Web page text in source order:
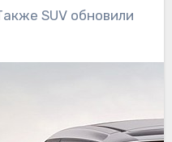
SUV обновили